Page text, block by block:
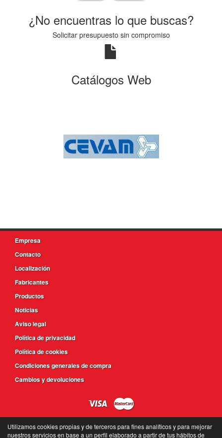
¿No encuentras lo que buscas?
Solicitar presupuesto sin compromiso
Catálogos Web
Empresa
Contacto
Localización
Fabricantes
Productos
Noticias
Aviso legal
Política de privacidad
Política de cookies
Condiciones generales de compra
Cambios y devoluciones
Utilizamos cookies propias y de terceros para fines analíticos y para mejorar
nuestros servicios en base a un perfil elaborado a partir de tus hábitos de